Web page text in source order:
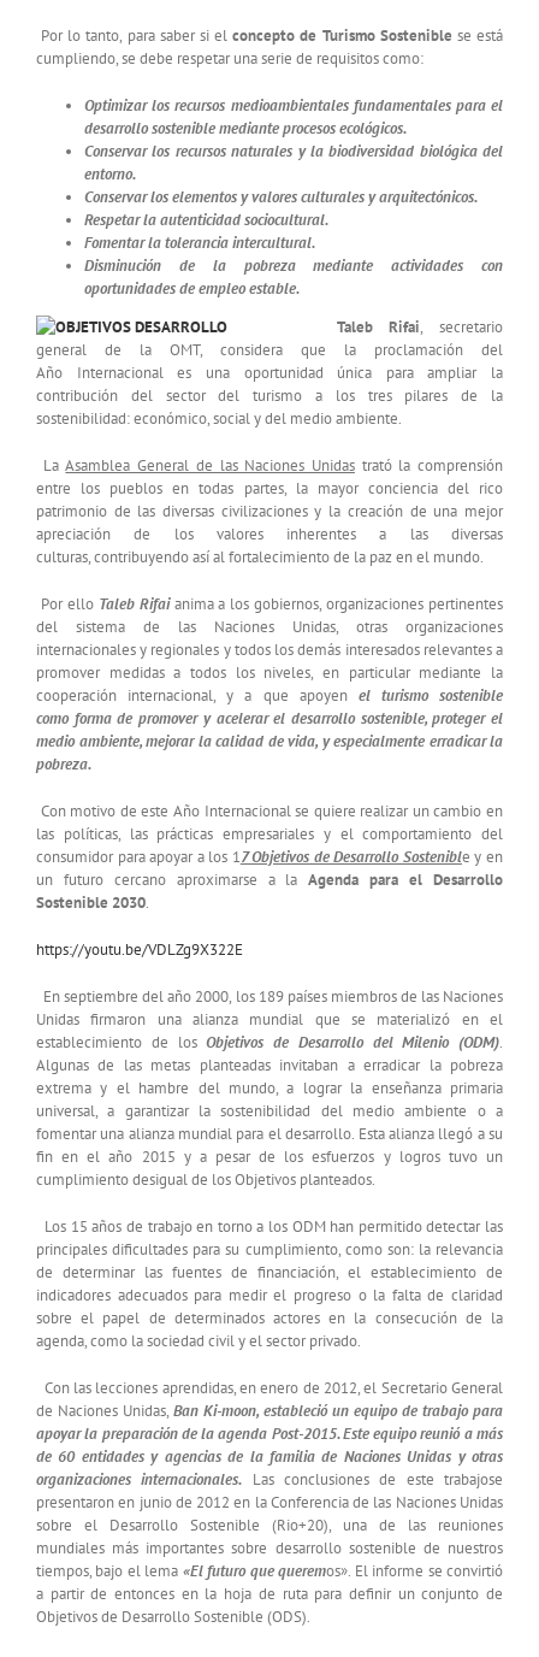
Por lo tanto, para saber si el concepto de Turismo Sostenible se está
cumpliendo, se debe respetar una serie de requisitos como:
Optimizar los recursos medioambientales fundamentales para el
desarrollo sostenible mediante procesos ecológicos.
Conservar los recursos naturales y la biodiversidad biológica del
entorno.
Conservar los elementos y valores culturales y arquitectónicos.
Respetar la autenticidad sociocultural.
Fomentar la tolerancia intercultural.
Disminución de la pobreza mediante actividades con
oportunidades de empleo estable.
Taleb Rifai, secretario
general de la OMT, considera que la proclamación del
Año Internacional es una oportunidad única para ampliar la
contribución del sector del turismo a los tres pilares de la
sostenibilidad: económico, social y del medio ambiente.
LaAsamblea General de las Naciones Unidastrató la comprensión
entre los pueblos en todas partes, la mayor conciencia del rico
patrimonio de las diversas civilizaciones y la creación de una mejor
apreciación de los valores inherentes a las diversas
culturas, contribuyendo así al fortalecimiento de la paz en el mundo.
Por ello Taleb Rifaianima a los gobiernos, organizaciones pertinentes
del sistema de las Naciones Unidas, otras organizaciones
internacionales y regionales y todos los demás interesados relevantes a
promover medidas a todos los niveles, en particular mediante la
cooperación internacional, y a que apoyenel turismo sostenible
como forma de promover y acelerar el desarrollo sostenible, proteger el
medio ambiente, mejorar la calidad de vida, y especialmente erradicar la
pobreza.
Con motivo de este Año Internacional se quiere realizar un cambio en
las políticas, las prácticas empresariales y el comportamiento del
consumidor para apoyar a los 17 Objetivos de Desarrollo Sostenible y en
un futuro cercano aproximarse a laAgenda para el Desarrollo
Sostenible 2030.
https://youtu.be/VDLZg9X322E
En septiembre del año 2000, los 189 países miembros de las Naciones
Unidas firmaron una alianza mundial que se materializó en el
establecimiento de losObjetivos de Desarrollo del Milenio (ODM).
Algunas de las metas planteadas invitaban a erradicar la pobreza
extrema y el hambre del mundo, a lograr la enseñanza primaria
universal, a garantizar la sostenibilidad del medio ambiente o a
fomentar una alianza mundial para el desarrollo. Esta alianza llegó a su
fin en el año 2015 y a pesar de los esfuerzos y logros tuvo un
cumplimiento desigual de los Objetivos planteados.
Los 15 años de trabajo en torno a los ODM han permitido detectar las
principales dificultades para su cumplimiento, como son: la relevancia
de determinar las fuentes de financiación, el establecimiento de
indicadores adecuados para medir el progreso o la falta de claridad
sobre el papel de determinados actores en la consecución de la
agenda, como la sociedad civil y el sector privado.
Con las lecciones aprendidas, en enero de 2012, el Secretario General
de Naciones Unidas, Ban Ki-moon, estableció un equipo de trabajo para
apoyar la preparación de la agenda Post-2015. Este equipo reunió a más
de 60 entidades y agencias de la familia de Naciones Unidas y otras
organizaciones internacionales. Las conclusiones de este trabajose
presentaron en junio de 2012 en la Conferencia de las Naciones Unidas
sobre el Desarrollo Sostenible (Rio+20), una de las reuniones
mundiales más importantes sobre desarrollo sostenible de nuestros
tiempos, bajo el lema «El futuro que queremos». El informe se convirtió
a partir de entonces en la hoja de ruta para definir un conjunto de
Objetivos de Desarrollo Sostenible (ODS).